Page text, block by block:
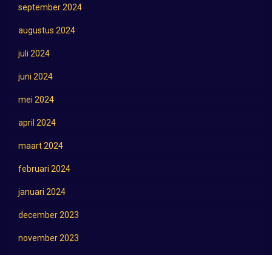
september 2024
augustus 2024
juli 2024
juni 2024
mei 2024
april 2024
maart 2024
februari 2024
januari 2024
december 2023
november 2023